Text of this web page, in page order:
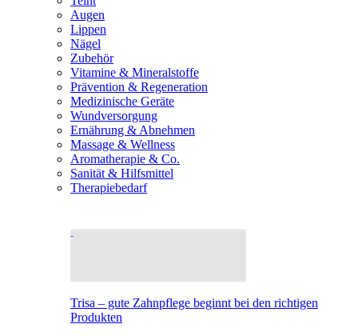
Augen
Lippen
Nägel
Zubehör
Vitamine & Mineralstoffe
Prävention & Regeneration
Medizinische Geräte
Wundversorgung
Ernährung & Abnehmen
Massage & Wellness
Aromatherapie & Co.
Sanität & Hilfsmittel
Therapiebedarf
Trisa – gute Zahnpflege beginnt bei den richtigen
Produkten